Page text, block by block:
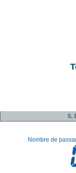
Nombre de